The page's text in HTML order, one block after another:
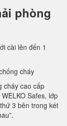
phòng
cài lên đến 1
cháy
cháy cao cấp
Safes, lớp
3 bên trong két